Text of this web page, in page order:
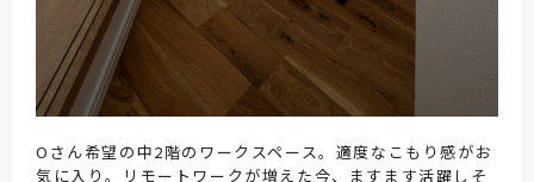
Oさん希望の中2階のワークスペース。適度なこもり感がお
気に入り。リモートワークが増えた今、ますます活躍しそ